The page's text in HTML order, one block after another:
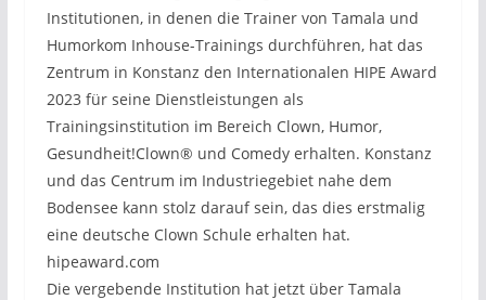
Institutionen, in denen die Trainer von Tamala und
Humorkom Inhouse-Trainings durchführen, hat das
Zentrum in Konstanz den Internationalen HIPE Award
2023 für seine Dienstleistungen als
Trainingsinstitution im Bereich Clown, Humor,
Gesundheit!Clown® und Comedy erhalten. Konstanz
und das Centrum im Industriegebiet nahe dem
Bodensee kann stolz darauf sein, das dies erstmalig
eine deutsche Clown Schule erhalten hat.
hipeaward.com
Die vergebende Institution hat jetzt über Tamala